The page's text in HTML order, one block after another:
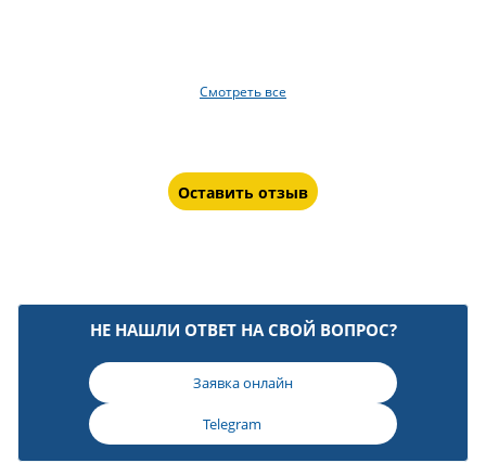
Смотреть все
Оставить отзыв
НЕ НАШЛИ ОТВЕТ НА СВОЙ ВОПРОС?
Заявка онлайн
Telegram